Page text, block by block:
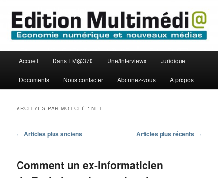
contenu
principal
contenu
secondaire
Edition Multimédi@
principal
Accueil Dans EM@370 Une/Interviews Juridique
Documents Nous contacter Abonnez-vous A propos
ARCHIVES PAR MOT-CLÉ :NFT
Navigation
← Articles plus anciens Articles plus récents →
Comment un ex-informaticien